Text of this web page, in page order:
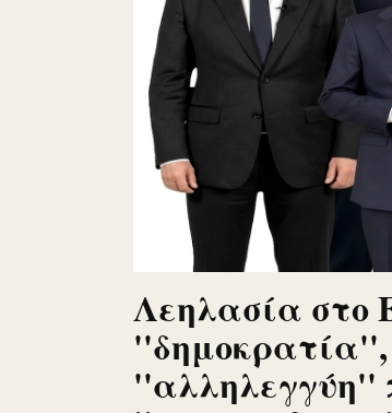
Λεηλασία στο
''δημοκρατία'',